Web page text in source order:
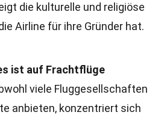
die kulturelle und religiöse
Airline für ihre Gründer hat.
ist auf Frachtflüge
viele Fluggesellschaften
anbieten, konzentriert sich